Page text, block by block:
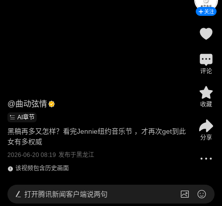
@曲动弦情
AI章节
黑稿再多又怎样？看完Jennie纽约音乐节 ，才再次get到此
女有多权威
2026-06-20 08:19 发布于黑龙江
该视频包含历史画面
关注
评论
收藏
分享
打开腾讯新闻客户端说两句